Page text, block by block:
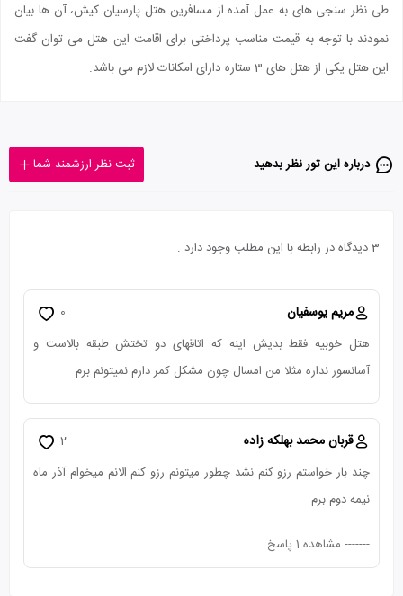
طی نظر سنجی های به عمل آمده از مسافرین هتل پارسیان کیش، آن ها بیان
نمودند با توجه به قیمت مناسب پرداختی برای اقامت این هتل می توان گفت
این هتل یکی از هتل های 3 ستاره دارای امکانات لازم می باشد.
درباره این تور‌ نظر بدهید ثبت نظر ارزشمند شما
3 دیدگاه در رابطه با این مطلب وجود دارد .
مریم یوسفیان
هتل خوبیه فقط بدیش اینه که اتاقهای دو تختش طبقه بالاست و
آسانسور نداره مثلا من امسال چون مشکل کمر دارم نمیتونم برم
0
قربان محمد بهلکه زاده
چند بار خواستم رزو کنم نشد چطور میتونم رزو کنم الانم میخوام آذر ماه
نیمه دوم برم.
2
------- مشاهده 1 پاسخ